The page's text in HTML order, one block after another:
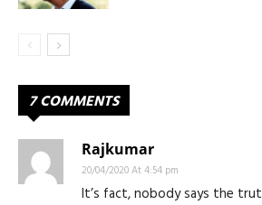
7 COMMENTS
Rajkumar
20/04/2020 At 4:54 pm
It’s fact, nobody says the